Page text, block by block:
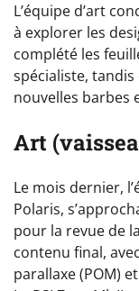
L’équipe d’art
à explorer les
complété les
spécialiste, tandis
nouvelles barbes
Art
Le mois dernier,
Polaris,
pour la revue de
contenu final,
parallaxe (POM)